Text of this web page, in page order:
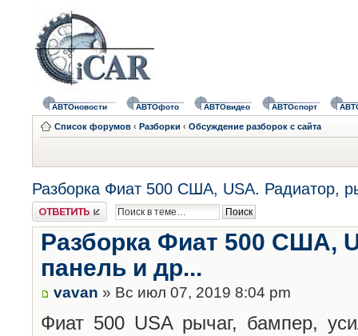
АВТОновости АВТОфото АВТОвидео АВТОспорт
Список форумов ‹ Разборки ‹ Обсуждение разборок с сайта
Разборка Фиат 500 США, USA. Радиатор,
Ответить
Разборка Фиат 500 США,
панель и др...
vavan » Вс июл 07, 2019 8:04 pm
Фиат 500 USA рычаг, бампер,